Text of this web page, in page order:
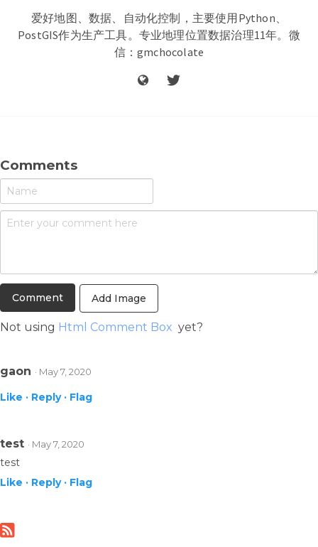
爱好地图、数据、自动化控制，主要使用Python、
PostGIS作为生产工具。专业地理位置数据治理11年。微
信：gmchocolate
Comments
Add Image
Not using Html Comment Box yet?
gaon · May 7, 2020
Like · Reply · Flag
test · May 7, 2020
test
Like · Reply · Flag